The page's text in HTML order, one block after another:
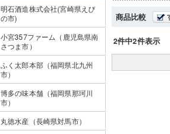
商品比較
2件中2件表示
明石酒造株式会社(宮崎県えび
の市)
小宮357ファーム（鹿児島県南
さつま市）
ふく太郎本部（福岡県北九州
市）
博多の味本舗（福岡県那珂川
市）
丸徳水産（長崎県対馬市）